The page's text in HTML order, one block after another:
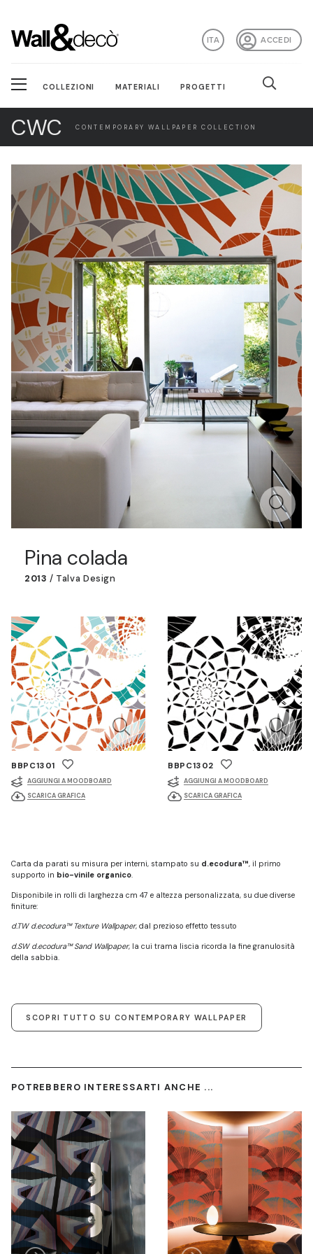
ACCEDI
ITA
COLLEZIONI MATERIALI PROGETTI
CWC CONTEMPORARY WALLPAPER COLLECTION
Pina colada
2013 / Talva Design
BBPC1301
AGGIUNGI A MOODBOARD
SCARICA GRAFICA
BBPC1302
AGGIUNGI A MOODBOARD
SCARICA GRAFICA
Carta da parati su misura per interni, stampato su d.ecodura™, il primo
supporto in bio-vinile organico.
Disponibile in rolli di larghezza cm 47 e altezza personalizzata, su due diverse
finiture:
d.TW d.ecodura™ Texture Wallpaper, dal prezioso effetto tessuto
d.SW d.ecodura™ Sand Wallpaper, la cui trama liscia ricorda la fine granulosità
della sabbia.
SCOPRI TUTTO SU CONTEMPORARY WALLPAPER
POTREBBERO INTERESSARTI ANCHE ...